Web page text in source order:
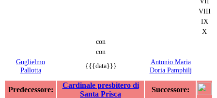
VIII
IX
X
con
con
Guglielmo
Pallotta
{{{data}}}
Antonio Maria
Doria Pamphilj
Predecessore:
Cardinale presbitero di
Santa Prisca
Successore: